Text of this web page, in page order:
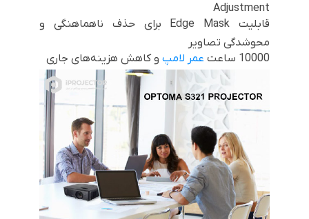
Adjustment
قابلیت Edge Mask برای حذف ناهماهنگی و
محوشدگی تصاویر
10000 ساعت عمر لامپو کاهش هزینه‌های جاری